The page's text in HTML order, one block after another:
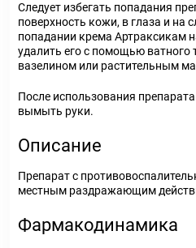
Следует избегать попадания
поверхность кожи, в глаза и на
попадании крема Артраксикам
удалить его с помощью ватного
вазелином или растительным
После использования
вымыть руки.
Описание
Препарат с
местным раздражающим
Фармакодинамика